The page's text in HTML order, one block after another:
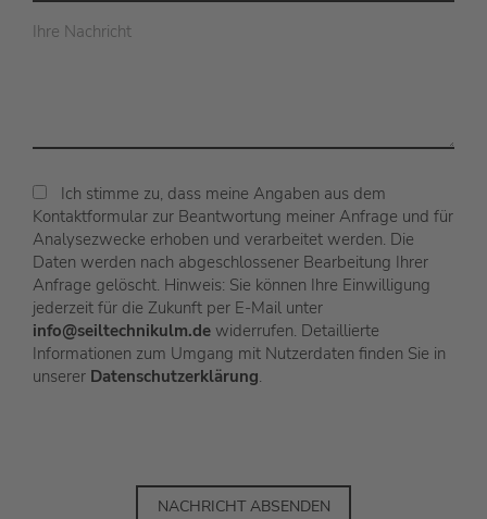
Ich stimme zu, dass meine Angaben aus dem
Kontaktformular zur Beantwortung meiner Anfrage und für
Analysezwecke erhoben und verarbeitet werden. Die
Daten werden nach abgeschlossener Bearbeitung Ihrer
Anfrage gelöscht. Hinweis: Sie können Ihre Einwilligung
jederzeit für die Zukunft per E-Mail unter
info@seiltechnikulm.de widerrufen. Detaillierte
Informationen zum Umgang mit Nutzerdaten finden Sie in
unserer Datenschutzerklärung.
NACHRICHT ABSENDEN